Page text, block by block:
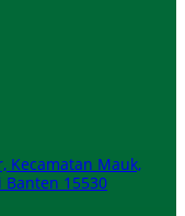
Kecamatan Mauk,
Banten 15530